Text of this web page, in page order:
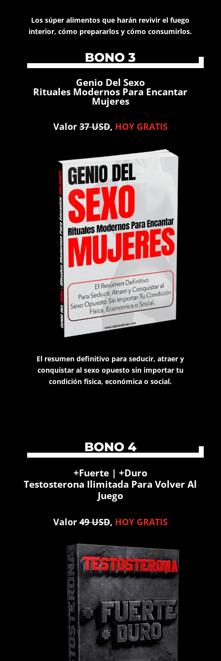
Los súper alimentos que harán revivir el fuego
interior, cómo prepararlos y cómo consumirlos.
BONO 3
Genio Del Sexo
Rituales Modernos Para Encantar
Mujeres
Valor 37 USD, HOY GRATIS
El resumen definitivo para seducir, atraer y
conquistar al sexo opuesto sin importar tu
condición física, económica o social.
BONO 4
+Fuerte | +Duro
Testosterona Ilimitada Para Volver Al
Juego
Valor 49 USD, HOY GRATIS